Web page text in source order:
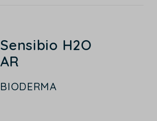
Sensibio H2O
AR
BIODERMA